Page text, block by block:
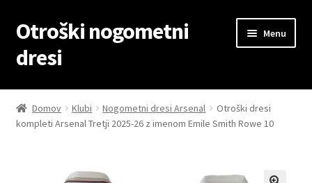
Skip
to
navigation
Skip
to
content
Otroški nogometni
dresi
Menu
Domov
Blog
Domov Klubi Nogometni dresi Arsenal
Otroški dresi
kompleti Arsenal Tretji 2025-26 z imenom Emile Smith Rowe 10